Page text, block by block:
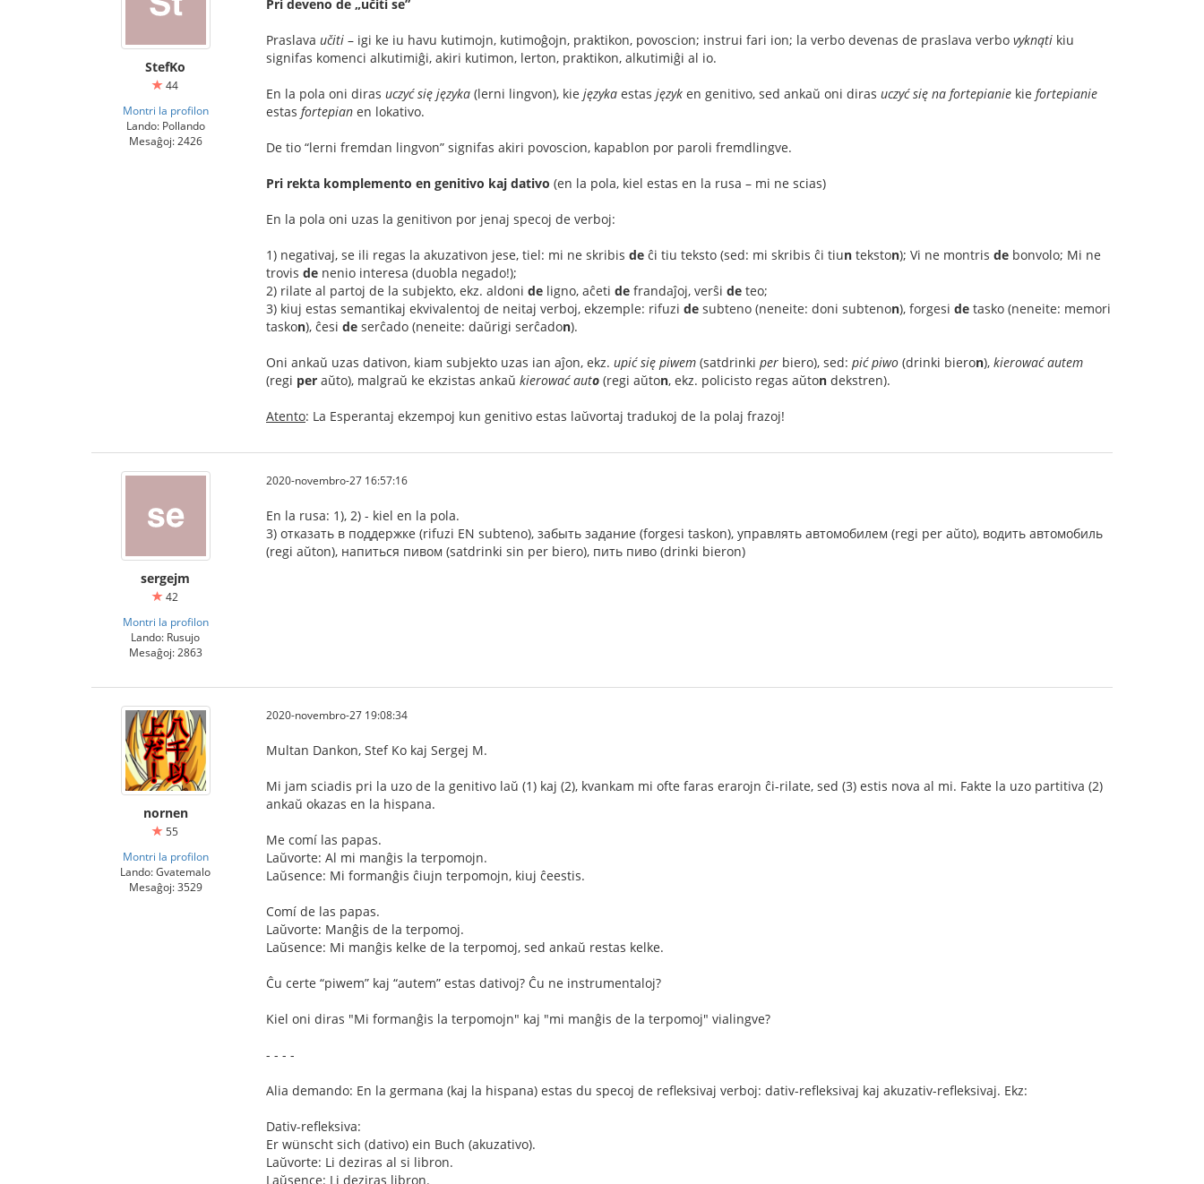
StefKo
44
Montri la profilon
Lando: Pollando
Mesaĝoj: 2426
Pri deveno de „učiti se”
Praslava učiti – igi ke iu havu kutimojn, kutimoĝojn, praktikon, povoscion; instrui fari ion; la verbo devenas de praslava verbo vyknąti kiu
signifas komenci alkutimiĝi, akiri kutimon, lerton, praktikon, alkutimiĝi al io.
En la pola oni diras uczyć się języka (lerni lingvon), kie języka estas język en genitivo, sed ankaŭ oni diras uczyć się na fortepianie kie fortepianie
estas fortepian en lokativo.
De tio “lerni fremdan lingvon” signifas akiri povoscion, kapablon por paroli fremdlingve.
Pri rekta komplemento en genitivo kaj dativo (en la pola, kiel estas en la rusa – mi ne scias)
En la pola oni uzas la genitivon por jenaj specoj de verboj:
1) negativaj, se ili regas la akuzativon jese, tiel: mi ne skribis de ĉi tiu teksto (sed: mi skribis ĉi tiun tekston); Vi ne montris de bonvolo; Mi ne
trovis de nenio interesa (duobla negado!);
2) rilate al partoj de la subjekto, ekz. aldoni de ligno, aĉeti de frandaĵoj, verŝi de teo;
3) kiuj estas semantikaj ekvivalentoj de neitaj verboj, ekzemple: rifuzi de subteno (neneite: doni subtenon), forgesi de tasko (neneite: memori
taskon), ĉesi de serĉado (neneite: daŭrigi serĉadon).
Oni ankaŭ uzas dativon, kiam subjekto uzas ian aĵon, ekz. upić się piwem (satdrinki per biero), sed: pić piwo (drinki bieron), kierować autem
(regi per aŭto), malgraŭ ke ekzistas ankaŭ kierować auto (regi aŭton, ekz. policisto regas aŭton dekstren).
Atento: La Esperantaj ekzempoj kun genitivo estas laŭvortaj tradukoj de la polaj frazoj!
sergejm
42
Montri la profilon
Lando: Rusujo
Mesaĝoj: 2863
2020-novembro-27 16:57:16
En la rusa: 1), 2) - kiel en la pola.
3) отказать в поддержке (rifuzi EN subteno), забыть задание (forgesi taskon), управлять автомобилем (regi per aŭto), водить автомобиль
(regi aŭton), напиться пивом (satdrinki sin per biero), пить пиво (drinki bieron)
nornen
55
Montri la profilon
Lando: Gvatemalo
Mesaĝoj: 3529
2020-novembro-27 19:08:34
Multan Dankon, Stef Ko kaj Sergej M.
Mi jam sciadis pri la uzo de la genitivo laŭ (1) kaj (2), kvankam mi ofte faras erarojn ĉi-rilate, sed (3) estis nova al mi. Fakte la uzo partitiva (2)
ankaŭ okazas en la hispana.
Me comí las papas.
Laŭvorte: Al mi manĝis la terpomojn.
Laŭsence: Mi formanĝis ĉiujn terpomojn, kiuj ĉeestis.
Comí de las papas.
Laŭvorte: Manĝis de la terpomoj.
Laŭsence: Mi manĝis kelke de la terpomoj, sed ankaŭ restas kelke.
Ĉu certe “piwem” kaj “autem” estas dativoj? Ĉu ne instrumentaloj?
Kiel oni diras "Mi formanĝis la terpomojn" kaj "mi manĝis de la terpomoj" vialingve?
- - - -
Alia demando: En la germana (kaj la hispana) estas du specoj de refleksivaj verboj: dativ-refleksivaj kaj akuzativ-refleksivaj. Ekz:
Dativ-refleksiva:
Er wünscht sich (dativo) ein Buch (akuzativo).
Laŭvorte: Li deziras al si libron.
Laŭsence: Li deziras libron.